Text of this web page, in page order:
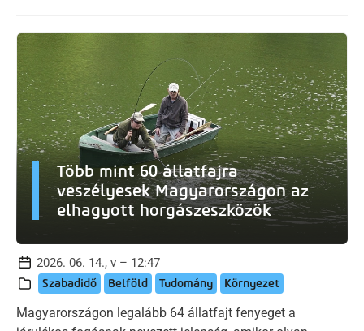
Több mint 60 állatfajra
veszélyesek Magyarországon az
elhagyott horgászeszközök
2026. 06. 14., v – 12:47
Szabadidő Belföld Tudomány Környezet
Magyarországon legalább 64 állatfajt fenyeget a